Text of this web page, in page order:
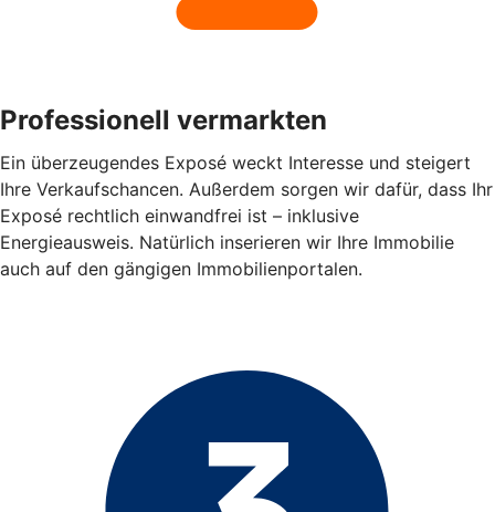
Professionell vermarkten
Ein überzeugendes Exposé weckt Interesse und steigert
Ihre Verkaufschancen. Außerdem sorgen wir dafür, dass Ihr
Exposé rechtlich einwandfrei ist – inklusive
Energieausweis. Natürlich inserieren wir Ihre Immobilie
auch auf den gängigen Immobilienportalen.